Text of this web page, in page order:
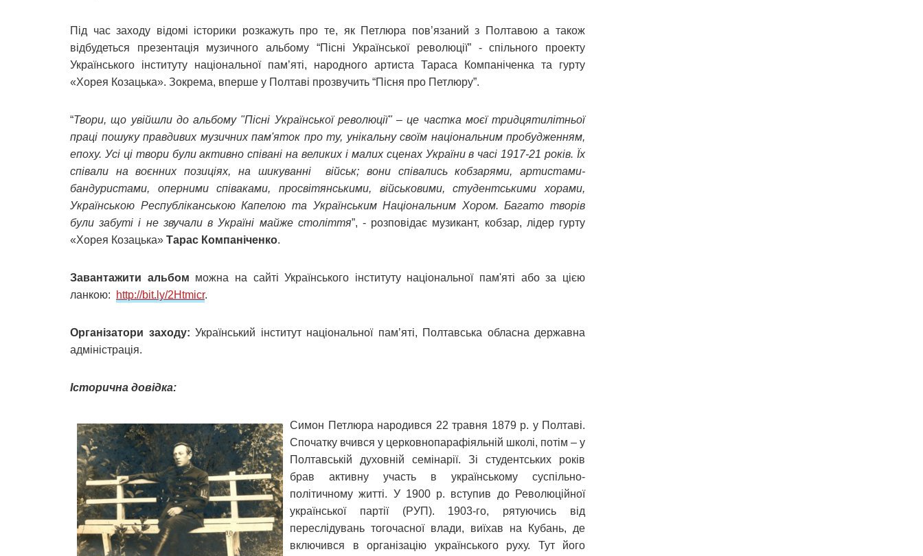
Під час заходу відомі історики розкажуть про те, як Петлюра пов’язаний з Полтавою а також
відбудеться презентація музичного альбому “Пісні Української революції” - спільного проекту
Українського інституту національної пам’яті, народного артиста Тараса Компаніченка та гурту
«Хорея Козацька». Зокрема, вперше у Полтаві прозвучить “Пісня про Петлюру”.
“Твори, що увійшли до альбому "Пісні Української революції" – це частка моєї тридцятилітньої
праці пошуку правдивих музичних пам'яток про ту, унікальну своїм національним пробудженням,
епоху. Усі ці твори були активно співані на великих і малих сценах України в часі 1917-21 років. Їх
співали на воєнних позиціях, на шикуванні військ; вони співались кобзарями, артистами-
бандуристами, оперними співаками, просвітянськими, військовими, студентськими хорами,
Українською Республіканською Капелою та Українським Національним Хором. Багато творів
були забуті і не звучали в Україні майже століття”, - розповідає музикант, кобзар, лідер гурту
«Хорея Козацька» Тарас Компаніченко.
Завантажити альбом можна на сайті Українського інституту національної пам'яті або за цією
ланкою:
http://bit.ly/2Htmicr.
Організатори заходу: Український інститут національної пам’яті, Полтавська обласна державна
адміністрація.
Історична довідка:
Симон Петлюра народився 22 травня 1879 р. у Полтаві.
Спочатку вчився у церковнопарафіяльній школі, потім – у
Полтавській духовній семінарії. Зі студентських років
брав активну участь в українському суспільно-
політичному житті. У 1900 р. вступив до Революційної
української партії (РУП). 1903-го, рятуючись від
переслідувань тогочасної влади, виїхав на Кубань, де
включився в організацію українського руху. Тут його